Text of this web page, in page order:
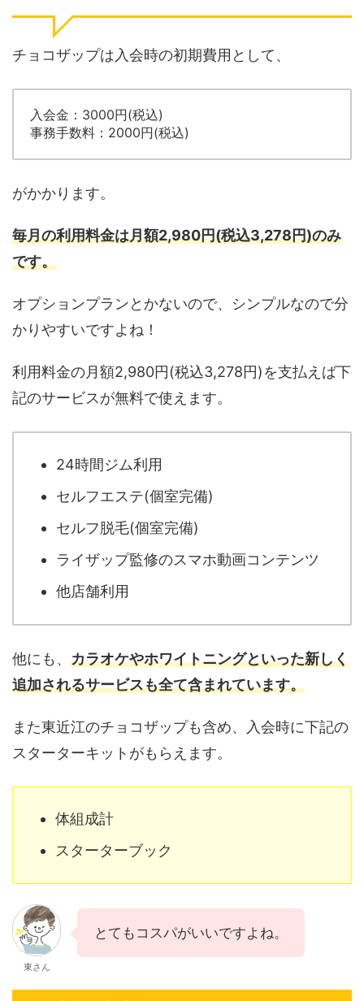
チョコザップは入会時の初期費用として、
入会金：3000円(税込)
事務手数料：2000円(税込)
がかかります。
毎月の利用料金は月額2,980円(税込3,278円)のみ
です。
オプションプランとかないので、シンプルなので分
かりやすいですよね！
利用料金の月額2,980円(税込3,278円)を支払えば下
記のサービスが無料で使えます。
24時間ジム利用
セルフエステ(個室完備)
セルフ脱毛(個室完備)
ライザップ監修のスマホ動画コンテンツ
他店舗利用
他にも、 カラオケやホワイトニングといった新しく
追加されるサービスも全て含まれています。
また東近江のチョコザップも含め、入会時に下記の
スターターキットがもらえます。
体組成計
スターターブック
東さん
とてもコスパがいいですよね。